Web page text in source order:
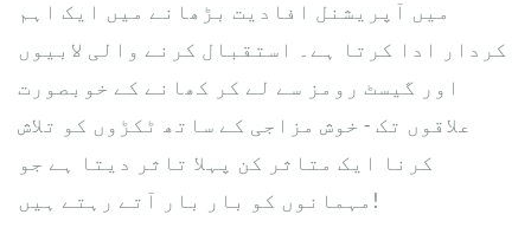
میں آپریشنل افادیت بڑھانے میں ایک اہم
کردار ادا کرتا ہے۔ استقبال کرنے والی لابیوں
اور گیسٹ رومز سے لے کر کھانے کے خوبصورت
علاقوں تک - خوش مزاجی کے ساتھ ٹکڑوں کو تلاش
کرنا ایک متاثر کن پہلا تاثر دیتا ہے جو
مہمانوں کو بار بار آتے رہتے ہیں!